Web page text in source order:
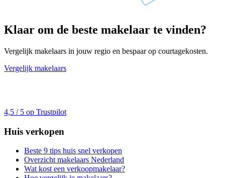
Klaar om de beste makelaar te vinden?
Vergelijk makelaars in jouw regio en bespaar op courtagekosten.
Vergelijk makelaars
4,5 / 5 op Trustpilot
Huis verkopen
Beste 9 tips huis snel verkopen
Overzicht makelaars Nederland
Wat kost een verkoopmakelaar?